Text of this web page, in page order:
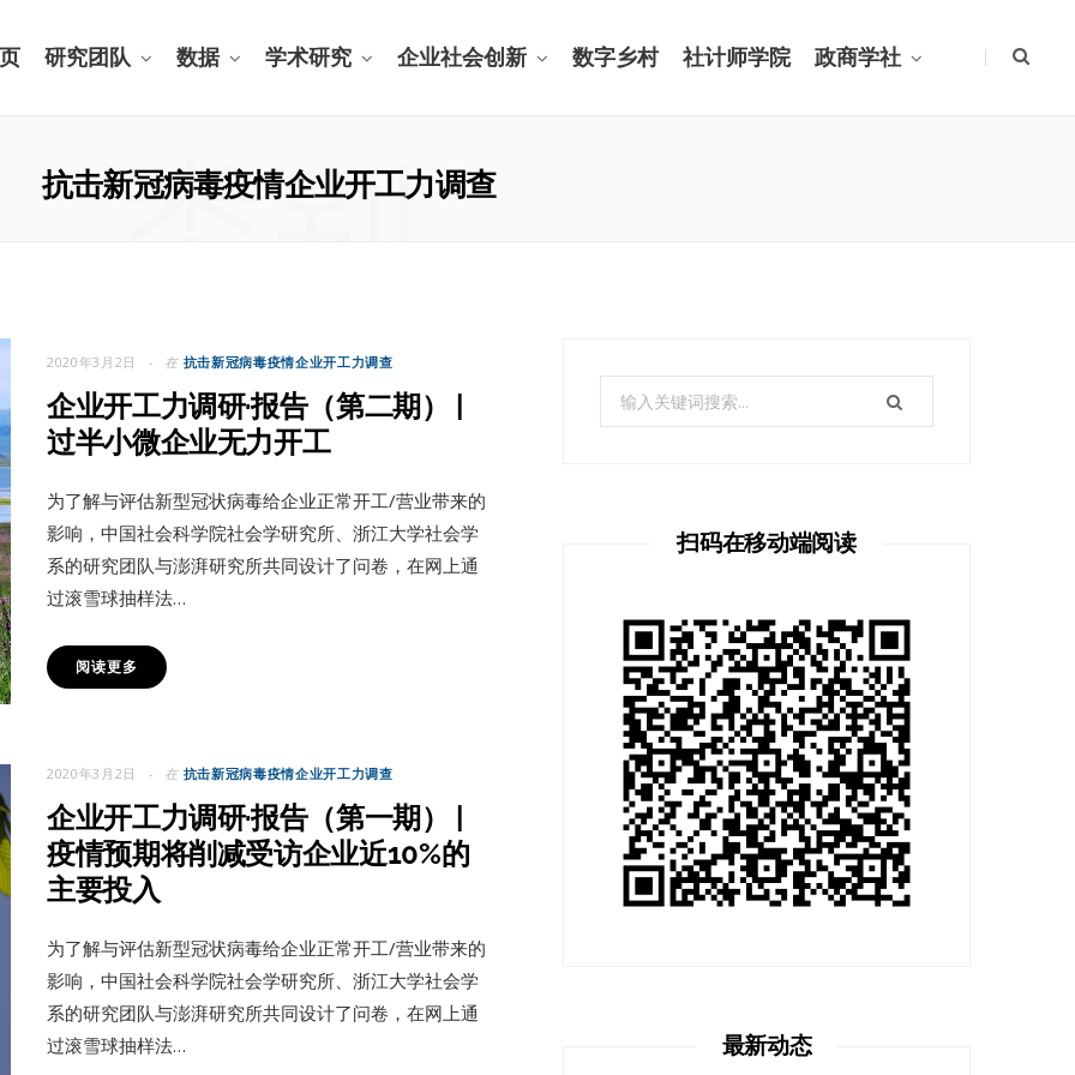
研究团队 数据 学术研究 企业社会创新 数字乡村 社计师学院 政商学社
抗击新冠病毒疫情企业开工力调查
类别
2020年3月2日 在 抗击新冠病毒疫情企业开工力调查
企业开工力调研·报告（第二期） |
过半小微企业无力开工
为了解与评估新型冠状病毒给企业正常开工/营业带来的
影响，中国社会科学院社会学研究所、浙江大学社会学
系的研究团队与澎湃研究所共同设计了问卷，在网上通
过滚雪球抽样法…
阅读更多
2020年3月2日 在 抗击新冠病毒疫情企业开工力调查
企业开工力调研·报告（第一期） |
疫情预期将削减受访企业近10%的
主要投入
为了解与评估新型冠状病毒给企业正常开工/营业带来的
影响，中国社会科学院社会学研究所、浙江大学社会学
系的研究团队与澎湃研究所共同设计了问卷，在网上通
过滚雪球抽样法…
扫码在移动端阅读
最新动态